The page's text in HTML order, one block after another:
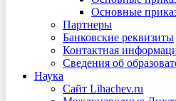
Основные
Партнеры
Банковские реквизиты
Контактная
Сведения об
Наука
Сайт Lihachev.ru